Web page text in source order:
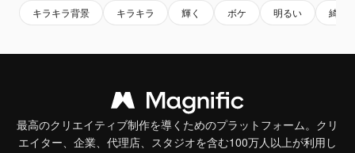
キラキラ背景 キラキラ 輝く ボケ 明るい 綺麗
最高のクリエイティブ制作を導くためのプラットフォーム。クリ
エイター、企業、代理店、スタジオを含む100万人以上が利用し